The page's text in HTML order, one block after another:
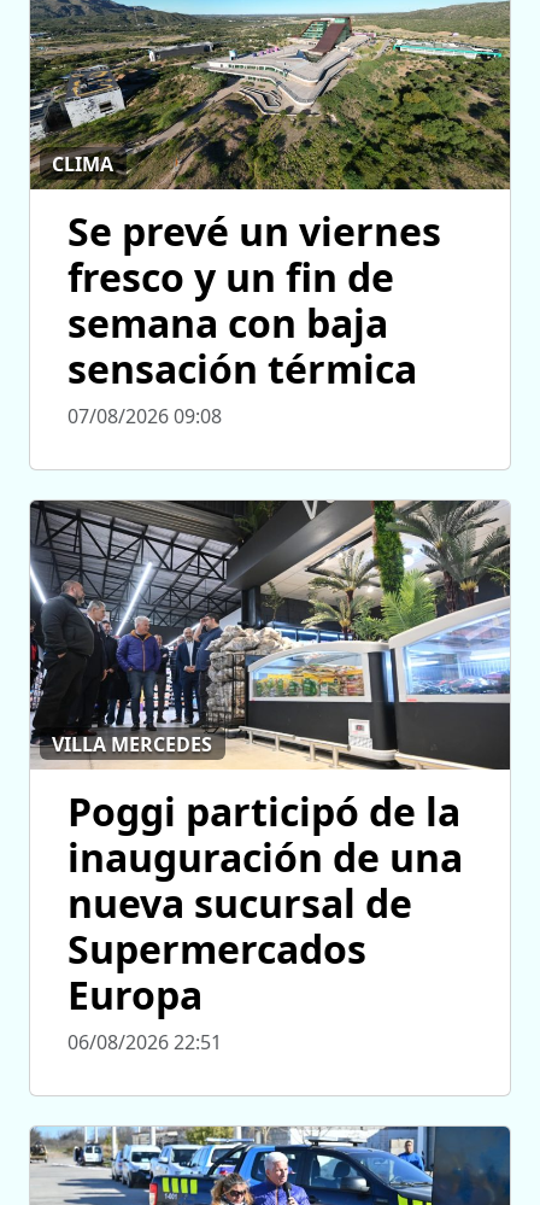
CLIMA
Se prevé un viernes
fresco y un fin de
semana con baja
sensación térmica
07/08/2026 09:08
VILLA MERCEDES
Poggi participó de la
inauguración de una
nueva sucursal de
Supermercados
Europa
06/08/2026 22:51